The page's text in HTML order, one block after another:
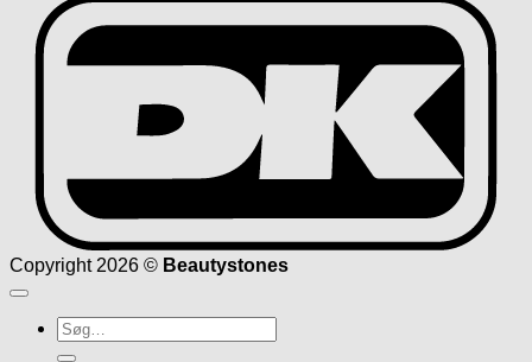
Copyright 2026 © Beautystones
Søg
efter: